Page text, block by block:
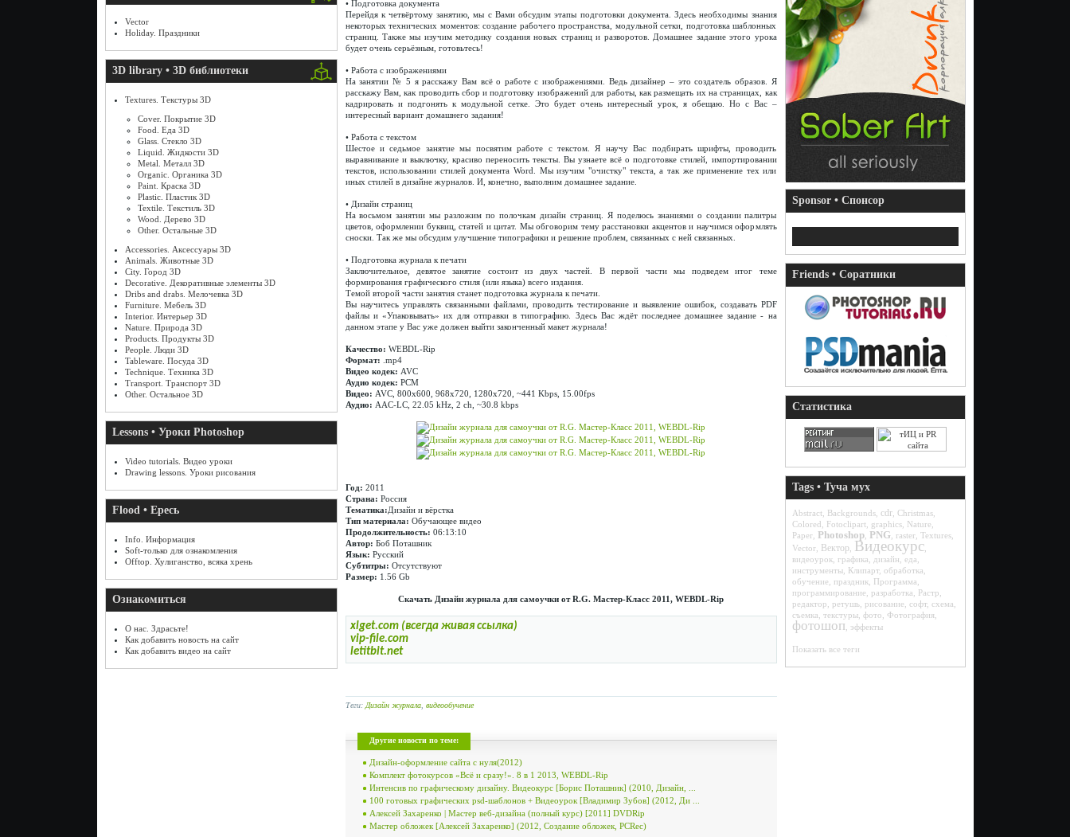
Vector
Holiday. Праздники
3D library • 3D библиотеки
Textures. Текстуры 3D
Cover. Покрытие 3D
Food. Еда 3D
Glass. Стекло 3D
Liquid. Жидкости 3D
Metal. Металл 3D
Organic. Органика 3D
Paint. Краска 3D
Plastic. Пластик 3D
Textile. Текстиль 3D
Wood. Дерево 3D
Other. Остальные 3D
Accessories. Аксессуары 3D
Animals. Животные 3D
City. Город 3D
Decorative. Декоративные элементы 3D
Dribs and drabs. Мелочевка 3D
Furniture. Мебель 3D
Interior. Интерьер 3D
Nature. Природа 3D
Products. Продукты 3D
People. Люди 3D
Tableware. Посуда 3D
Technique. Техника 3D
Transport. Транспорт 3D
Other. Остальное 3D
Lessons • Уроки Photoshop
Video tutorials. Видео уроки
Drawing lessons. Уроки рисования
Flood • Ересь
Info. Информация
Soft-только для ознакомления
Offtop. Хулиганство, всяка хрень
Ознакомиться
О нас. Здрасьте!
Как добавить новость на сайт
Как добавить видео на сайт
• Подготовка документа
Перейдя к четвёртому занятию, мы с Вами обсудим этапы подготовки документа. Здесь необходимы знания
некоторых технических моментов: создание рабочего пространства, модульной сетки, подготовка шаблонных
страниц. Также мы изучим методику создания новых страниц и разворотов. Домашнее задание этого урока
будет очень серьёзным, готовьтесь!
• Работа с изображениями
На занятии № 5 я расскажу Вам всё о работе с изображениями. Ведь дизайнер – это создатель образов. Я
расскажу Вам, как проводить сбор и подготовку изображений для работы, как размещать их на страницах, как
кадрировать и подгонять к модульной сетке. Это будет очень интересный урок, я обещаю. Но с Вас –
интересный вариант домашнего задания!
• Работа с текстом
Шестое и седьмое занятие мы посвятим работе с текстом. Я научу Вас подбирать шрифты, проводить
выравнивание и выключку, красиво переносить тексты. Вы узнаете всё о подготовке стилей, импортировании
текстов, использовании стилей документа Word. Мы изучим "очистку" текста, а так же применение тех или
иных стилей в дизайне журналов. И, конечно, выполним домашнее задание.
• Дизайн страниц
На восьмом занятии мы разложим по полочкам дизайн страниц. Я поделюсь знаниями о создании палитры
цветов, оформлении буквиц, статей и цитат. Мы обговорим тему расстановки акцентов и научимся оформлять
сноски. Так же мы обсудим улучшение типографики и решение проблем, связанных с ней связанных.
• Подготовка журнала к печати
Заключительное, девятое занятие состоит из двух частей. В первой части мы подведем итог теме
формирования графического стиля (или языка) всего издания.
Темой второй части занятия станет подготовка журнала к печати.
Вы научитесь управлять связанными файлами, проводить тестирование и выявление ошибок, создавать PDF
файлы и «Упаковывать» их для отправки в типографию. Здесь Вас ждёт последнее домашнее задание - на
данном этапе у Вас уже должен выйти законченный макет журнала!
Качество: WEBDL-Rip
Формат: .mp4
Видео кодек: AVC
Аудио кодек: PCM
Видео: AVC, 800х600, 968x720, 1280x720, ~441 Kbps, 15.00fps
Аудио: AAC-LC, 22.05 kHz, 2 ch, ~30.8 kbps
Год: 2011
Страна: Россия
Тематика:Дизайн и вёрстка
Тип материала: Обучающее видео
Продолжительность: 06:13:10
Автор: Боб Поташник
Язык: Русский
Субтитры: Отсутствуют
Размер: 1.56 Gb
Скачать Дизайн журнала для самоучки от R.G. Мастер-Класс 2011, WEBDL-Rip
xlget.com (всегда живая ссылка)
vip-file.com
letitbit.net
Теги: Дизайн журнала, видеообучение
Другие новости по теме:
Дизайн-оформление сайта с нуля(2012)
Комплект фотокурсов «Всё и сразу!». 8 в 1 2013, WEBDL-Rip
Интенсив по графическому дизайну. Видеокурс [Борис Поташник] (2010, Дизайн, ...
100 готовых графических psd-шаблонов + Видеоурок [Владимир Зубов] (2012, Ди ...
Алексей Захаренко | Мастер веб-дизайна (полный курс) [2011] DVDRip
Мастер обложек [Алексей Захаренко] (2012, Создание обложек, PCRec)
Sponsor • Спонсор
Friends • Соратники
Статистика
Tags • Туча мух
Abstract Backgrounds, cdr, Christmas,
Colored
Fotoclipart graphics, Nature
Paper, Photoshop, PNG raster, Textures,
Vector, Вектор, Видеокурс,
видеоурок, графика дизайн еда
инструменты, Клипарт, обработка
обучение
праздник, Программа
программирование
разработка Растр
редактор
ретушь, рисование софт, схема
съемка текстуры, фото Фотография,
фотошоп эффекты
Показать все теги